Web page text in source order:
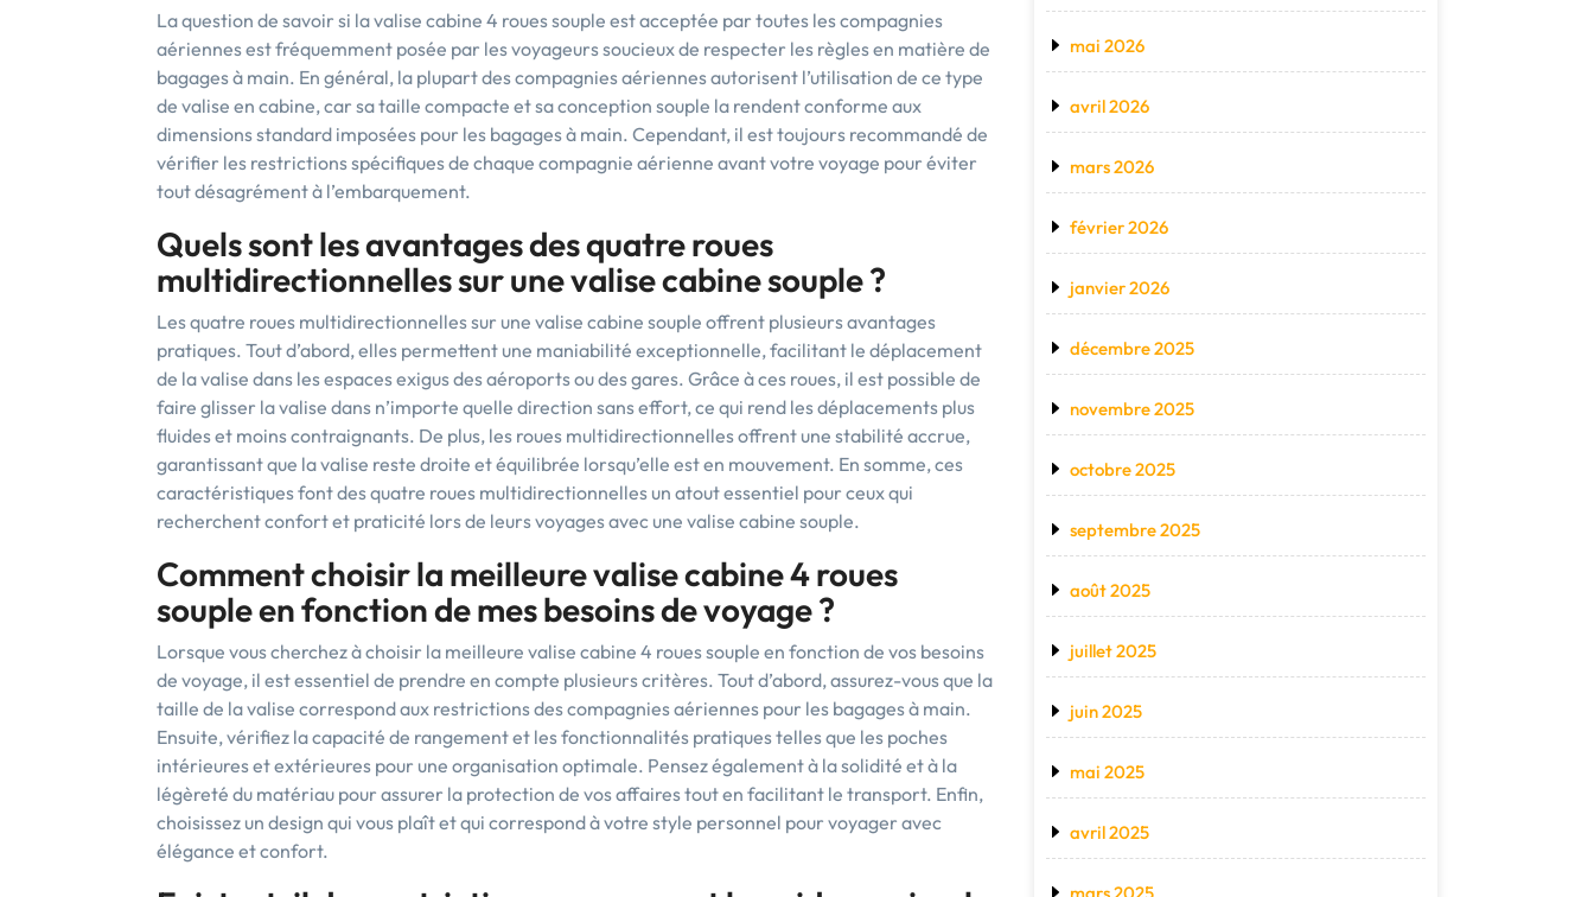
La question de savoir si la valise cabine 4 roues souple est acceptée par toutes les compagnies
aériennes est fréquemment posée par les voyageurs soucieux de respecter les règles en matière de
bagages à main. En général, la plupart des compagnies aériennes autorisent l’utilisation de ce type
de valise en cabine, car sa taille compacte et sa conception souple la rendent conforme aux
dimensions standard imposées pour les bagages à main. Cependant, il est toujours recommandé de
vérifier les restrictions spécifiques de chaque compagnie aérienne avant votre voyage pour éviter
tout désagrément à l’embarquement.
Quels sont les avantages des quatre roues
multidirectionnelles sur une valise cabine souple ?
Les quatre roues multidirectionnelles sur une valise cabine souple offrent plusieurs avantages
pratiques. Tout d’abord, elles permettent une maniabilité exceptionnelle, facilitant le déplacement
de la valise dans les espaces exigus des aéroports ou des gares. Grâce à ces roues, il est possible de
faire glisser la valise dans n’importe quelle direction sans effort, ce qui rend les déplacements plus
fluides et moins contraignants. De plus, les roues multidirectionnelles offrent une stabilité accrue,
garantissant que la valise reste droite et équilibrée lorsqu’elle est en mouvement. En somme, ces
caractéristiques font des quatre roues multidirectionnelles un atout essentiel pour ceux qui
recherchent confort et praticité lors de leurs voyages avec une valise cabine souple.
Comment choisir la meilleure valise cabine 4 roues
souple en fonction de mes besoins de voyage ?
Lorsque vous cherchez à choisir la meilleure valise cabine 4 roues souple en fonction de vos besoins
de voyage, il est essentiel de prendre en compte plusieurs critères. Tout d’abord, assurez-vous que la
taille de la valise correspond aux restrictions des compagnies aériennes pour les bagages à main.
Ensuite, vérifiez la capacité de rangement et les fonctionnalités pratiques telles que les poches
intérieures et extérieures pour une organisation optimale. Pensez également à la solidité et à la
légèreté du matériau pour assurer la protection de vos affaires tout en facilitant le transport. Enfin,
choisissez un design qui vous plaît et qui correspond à votre style personnel pour voyager avec
élégance et confort.
mai 2026
avril 2026
mars 2026
février 2026
janvier 2026
décembre 2025
novembre 2025
octobre 2025
septembre 2025
août 2025
juillet 2025
juin 2025
mai 2025
avril 2025